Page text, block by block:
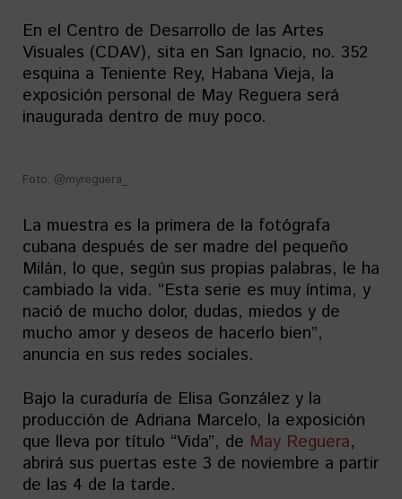
En el Centro de Desarrollo de las Artes
Visuales (CDAV), sita en San Ignacio, no. 352
esquina a Teniente Rey, Habana Vieja, la
exposición personal de May Reguera será
inaugurada dentro de muy poco.
Foto: @myreguera_
La muestra es la primera de la fotógrafa
cubana después de ser madre del pequeño
Milán, lo que, según sus propias palabras, le ha
cambiado la vida. “Esta serie es muy íntima, y
nació de mucho dolor, dudas, miedos y de
mucho amor y deseos de hacerlo bien”,
anuncia en sus redes sociales.
Bajo la curaduría de Elisa González y la
producción de Adriana Marcelo, la exposición
que lleva por título “Vida”, de May Reguera,
abrirá sus puertas este 3 de noviembre a partir
de las 4 de la tarde.